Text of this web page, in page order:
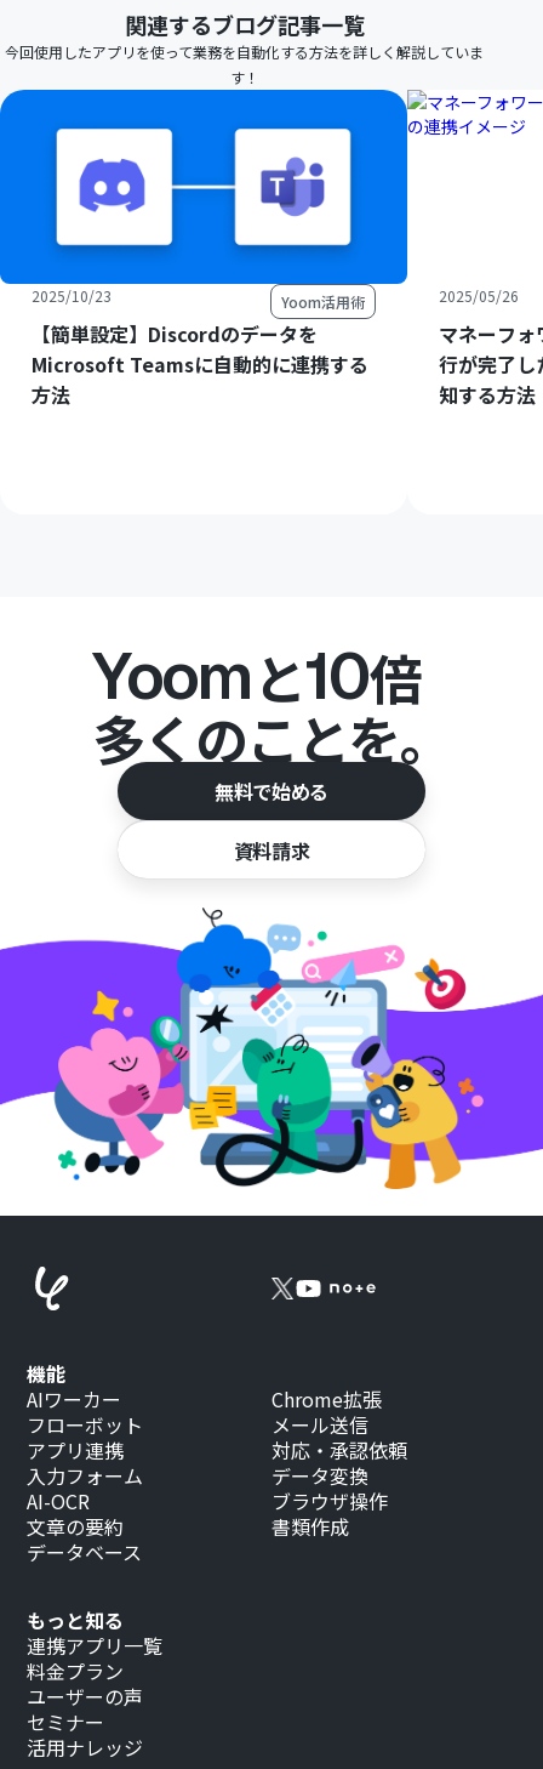
関連するブログ記事一覧
今回使用したアプリを使って業務を自動化する方法を詳しく解説していま
す！
2025/10/23 Yoom活用術
【簡単設定】Discordのデータを
Microsoft Teamsに自動的に連携する
方法
2025/05/26
マネーフ
行が完了
知する方法
Yoomと10倍
多くのことを。
無料で始める
資料請求
もっと知る
連携アプリ一覧
料金プラン
ユーザーの声
セミナー
活用ナレッジ
機能
AIワーカー
フローボット
アプリ連携
入力フォーム
AI-OCR
文章の要約
データベース
Chrome拡張
メール送信
対応・承認依頼
データ変換
ブラウザ操作
書類作成